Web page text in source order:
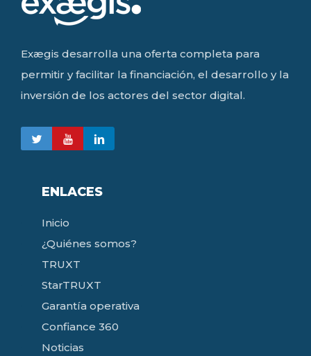
Exægis desarrolla una oferta completa para
permitir y facilitar la financiación, el desarrollo y la
inversión de los actores del sector digital.
ENLACES
Inicio
¿Quiénes somos?
TRUXT
StarTRUXT
Garantía operativa
Confiance 360
Noticias